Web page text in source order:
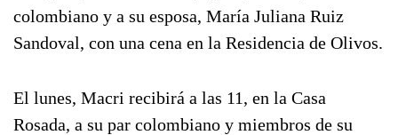
colombiano y a su esposa, María Juliana Ruiz
Sandoval, con una cena en la Residencia de Olivos.
El lunes, Macri recibirá a las 11, en la Casa
Rosada, a su par colombiano y miembros de su